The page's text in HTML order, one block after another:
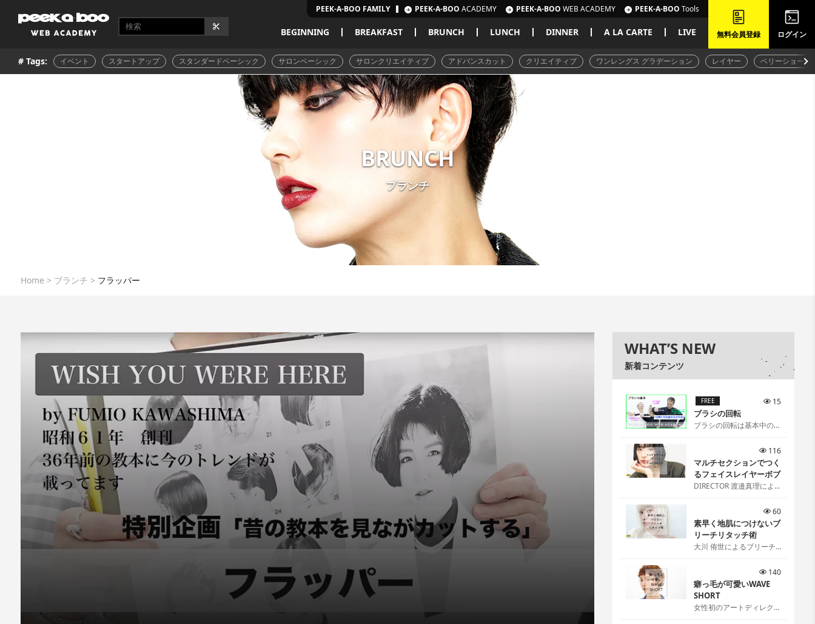
PEEK-A-BOO FAMILY PEEK-A-BOO ACADEMY PEEK-A-BOO WEB ACADEMY PEEK-A-BOO Tools
BEGINNING BREAKFAST BRUNCH LUNCH DINNER A LA CARTE LIVE 無料会員登録 ログイン
# Tags: イベント スタートアップ スタンダードベーシック サロンベーシック サロンクリエイティブ アドバンスカット クリエイティブ ワンレングス グラデーション レイヤー ベリーショート
BRUNCH
ブランチ
Home > ブランチ > フラッパー
WHAT’S NEW
新着コンテンツ
FREE
ブラシの回転
ブラシの回転は基本中の基
15
マルチセクションでつく
るフェイスレイヤーボブ
DIRECTOR 渡邉真理によ
るフェイスレイヤーボブ
[…]
116
素早く地肌につけないブ
リーチリタッチ術
大川 侑世によるブリーチ
60
癖っ毛が可愛いWAVE
SHORT
女性初のアートディレクタ
140